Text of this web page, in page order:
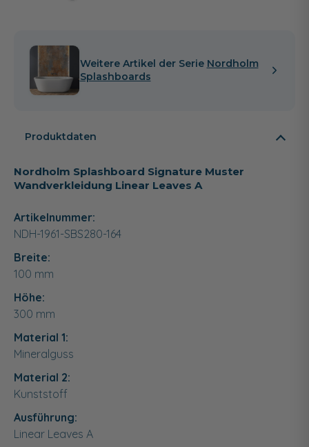
Weitere Artikel der Serie Nordholm
Splashboards
Produktdaten
Nordholm Splashboard Signature Muster
Wandverkleidung Linear Leaves A
Artikelnummer:
NDH-1961-SBS280-164
Breite:
100 mm
Höhe:
300 mm
Material 1:
Mineralguss
Material 2:
Kunststoff
Ausführung:
Linear Leaves A